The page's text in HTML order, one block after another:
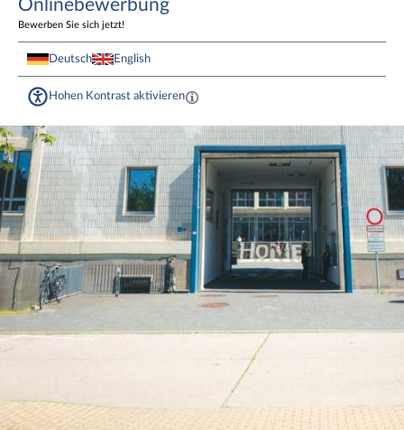
Onlinebewerbung
Bewerben Sie sich jetzt!
Deutsch English
Hohen Kontrast aktivieren